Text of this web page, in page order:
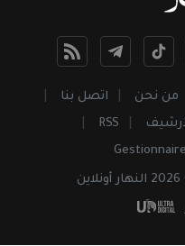
من نحن
اتصل بنا
RSS